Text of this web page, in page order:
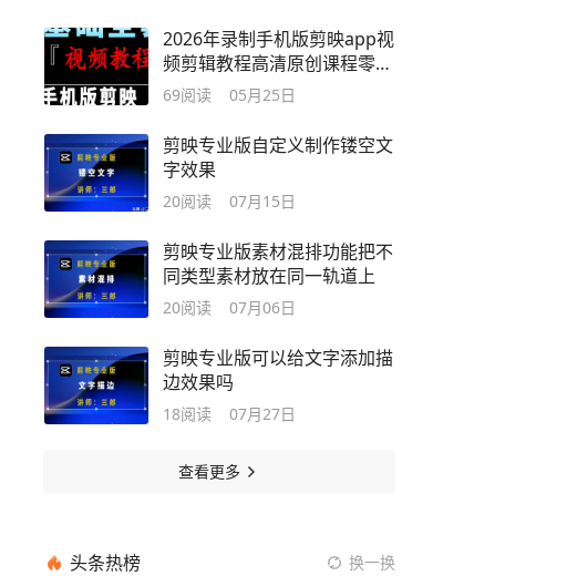
2026年录制手机版剪映app视
频剪辑教程高清原创课程零基
础入门
69阅读 05月25日
剪映专业版自定义制作镂空文
字效果
20阅读 07月15日
剪映专业版素材混排功能把不
同类型素材放在同一轨道上
20阅读 07月06日
剪映专业版可以给文字添加描
边效果吗
18阅读 07月27日
查看更多
头条热榜 换一换